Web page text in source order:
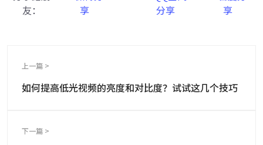
友：
上一篇 >
如何提高低光视频的亮度和对比度？试试这几个技巧
下一篇 >